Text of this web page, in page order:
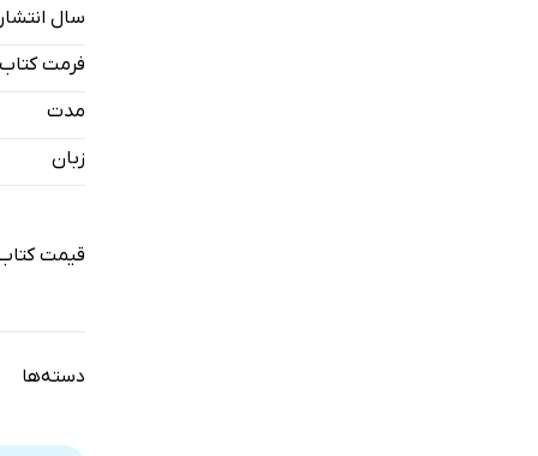
اختلالات
عشق،
انواع
سال انتشار
فرمت کتاب
مدت
زبان
قیمت
دسته‌ها